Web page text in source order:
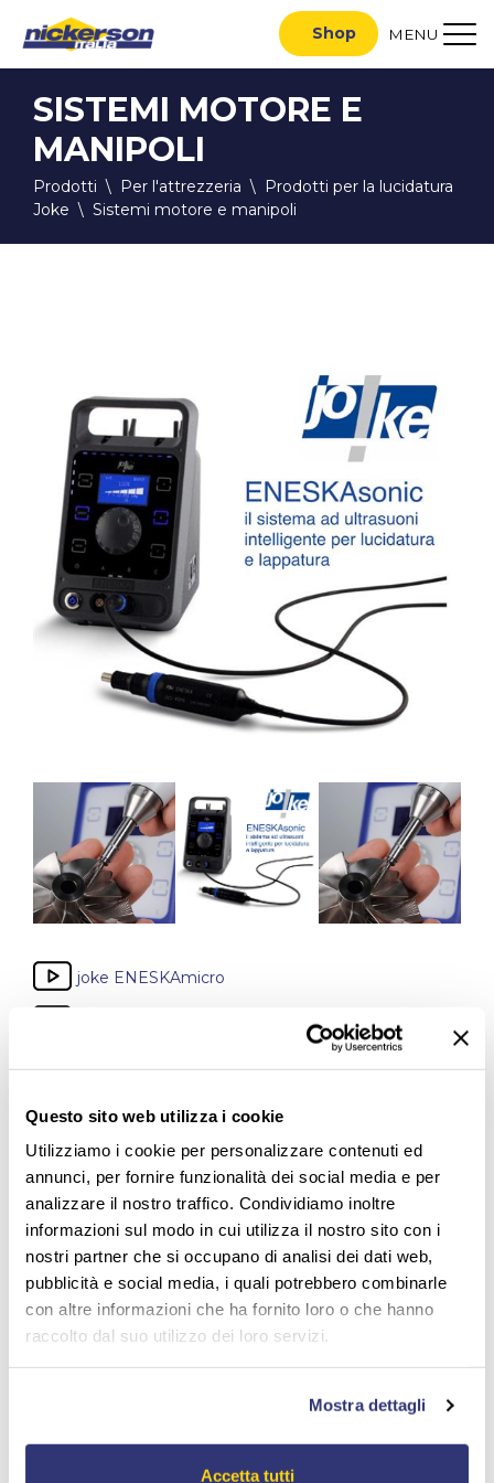
Questo sito web utilizza i cookie
Utilizziamo i cookie per personalizzare contenuti ed
annunci, per fornire funzionalità dei social media e per
analizzare il nostro traffico. Condividiamo inoltre
informazioni sul modo in cui utilizza il nostro sito con i
nostri partner che si occupano di analisi dei dati web,
pubblicità e social media, i quali potrebbero combinarle
con altre informazioni che ha fornito loro o che hanno
raccolto dal suo utilizzo dei loro servizi.
Mostra dettagli
Accetta tutti
Shop MENU
SISTEMI MOTORE E
MANIPOLI
Prodotti \ Per l'attrezzeria \ Prodotti per la lucidatura
Joke \ Sistemi motore e manipoli
joke ENESKAmicro
ENESKAsonic
ENESKAmobile
ENESKAmicro
La gamma Joke offre il sistema ENESKA nelle sue
ENESKASonic- Sistema ad ultrasuoni.
ENESKAmobile- Limatrici portatitili.
ENESKAmicro- Sistema micromotore ad alte
micromotore ad alte performance.
jokeFlex Premium Plus -Manipoli